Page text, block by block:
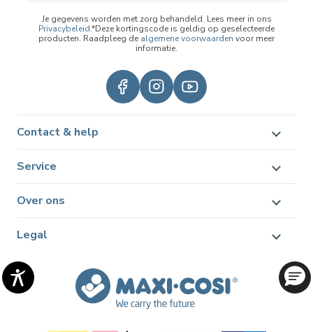
Je gegevens worden met zorg behandeld. Lees meer in ons
Privacybeleid.*Deze kortingscode is geldig op geselecteerde
producten. Raadpleeg de algemene voorwaarden voor meer
informatie.
Contact & help
Service
Over ons
Legal